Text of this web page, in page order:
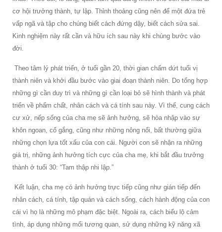
cơ hội trưởng thành, tự lập. Thỉnh thoảng cũng nên để một đứa trẻ
vấp ngã và tập cho chúng biết cách đứng dậy, biết cách sửa sai.
Kinh nghiệm này rất cần và hữu ích sau này khi chúng bước vào
đời.
Theo tâm lý phát triển, ở tuổi gần 20, thời gian chấm dứt tuổi vị
thành niên và khởi đầu bước vào giai đoạn thành niên. Do tổng hợp
những gì cần duy trì và những gì cần loại bỏ sẽ hình thành và phát
triển về phẩm chất, nhân cách và cá tính sau này. Vì thế, cung cách
cư xử, nếp sống của cha mẹ sẽ ảnh hưởng, sẽ hòa nhập vào sự
khôn ngoan, cố gắng, cũng như những nông nổi, bất thường giữa
những chọn lựa tốt xấu của con cái. Người con sẽ nhận ra những
giá trị, những ảnh hưởng tích cực của cha mẹ, khi bắt đầu trưởng
thành ở tuổi 30: “Tam thập nhi lập.”
Kết luận, cha mẹ có ảnh hưởng trực tiếp cũng như gián tiếp đến
nhân cách, cá tính, tập quán và cách sống, cách hành động của con
cái vì họ là những mô phạm đặc biệt. Ngoài ra, cách biểu lộ cảm
tình, áp dụng những mối tương quan, sử dụng những kỹ năng xã